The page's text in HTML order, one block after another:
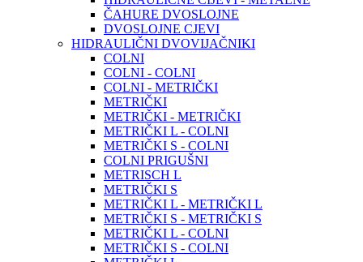
ČAHURE DVOSLOJNE
DVOSLOJNE CJEVI
HIDRAULIČNI DVOVIJAČNIKI
COLNI
COLNI - COLNI
COLNI - METRIČKI
METRIČKI
METRIČKI - METRIČKI
METRIČKI L - COLNI
METRIČKI S - COLNI
COLNI PRIGUŠNI
METRISCH L
METRIČKI S
METRIČKI L - METRIČKI L
METRIČKI S - METRIČKI S
METRIČKI L - COLNI
METRIČKI S - COLNI